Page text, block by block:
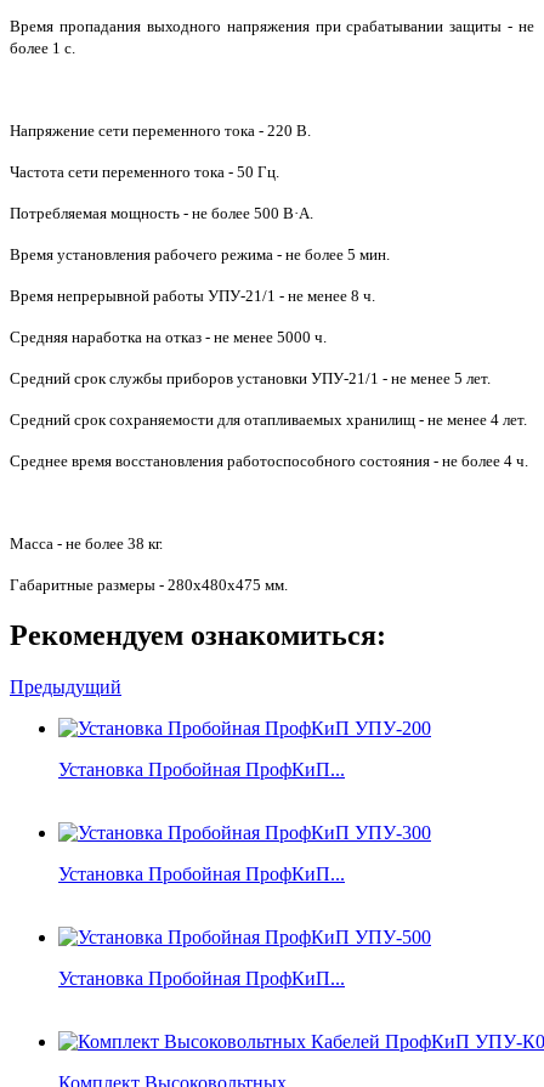
Время пропадания выходного напряжения при срабатывании защиты - не
более 1 с.
Напряжение сети переменного тока - 220 В.
Частота сети переменного тока - 50 Гц.
Потребляемая мощность - не более 500 В·А.
Время установления рабочего режима - не более 5 мин.
Время непрерывной работы УПУ-21/1 - не менее 8 ч.
Средняя наработка на отказ - не менее 5000 ч.
Средний срок службы приборов установки УПУ-21/1 - не менее 5 лет.
Средний срок сохраняемости для отапливаемых хранилищ - не менее 4 лет.
Среднее время восстановления работоспособного состояния - не более 4 ч.
Масса - не более 38 кг.
Габаритные размеры - 280x480x475 мм.
Рекомендуем ознакомиться:
Предыдущий
Установка Пробойная ПрофКиП...
Установка Пробойная ПрофКиП...
Установка Пробойная ПрофКиП...